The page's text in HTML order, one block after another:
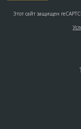
Этот сайт защищен